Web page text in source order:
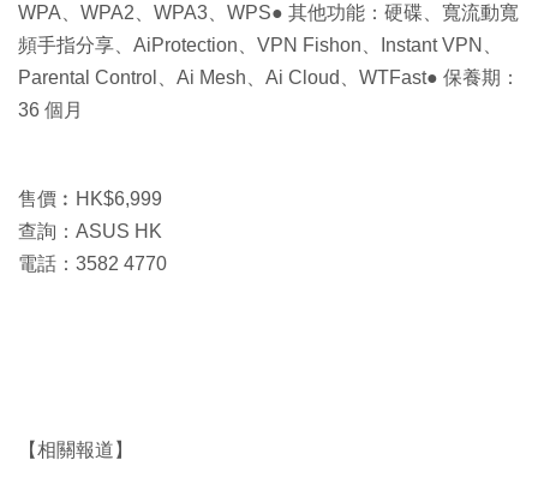
WPA、WPA2、WPA3、WPS● 其他功能：硬碟、寬流動寬
頻手指分享、AiProtection、VPN Fishon、Instant VPN、
Parental Control、Ai Mesh、Ai Cloud、WTFast● 保養期：
36 個月
售價︰HK$6,999
查詢：ASUS HK
電話：3582 4770
【相關報道】